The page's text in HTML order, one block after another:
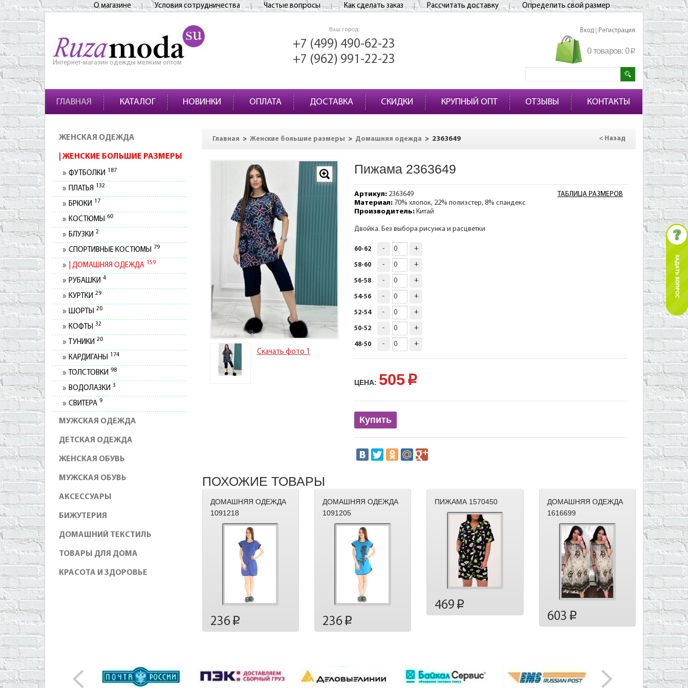
О магазине Условия сотрудничества Частые вопросы Как сделать заказ Рассчитать доставку Определить свой размер
Интернет-магазин одежды мелким оптом
Ваш город:
+7 (499) 490-62-23
+7 (962) 991-22-23
Вход Регистрация
0 товаров: 0p
ГЛАВНАЯ КАТАЛОГ НОВИНКИ ОПЛАТА ДОСТАВКА СКИДКИ КРУПНЫЙ ОПТ ОТЗЫВЫ КОНТАКТЫ
ЖЕНСКАЯ ОДЕЖДА
ЖЕНСКИЕ БОЛЬШИЕ РАЗМЕРЫ
ФУТБОЛКИ 187
ПЛАТЬЯ 132
БРЮКИ 17
КОСТЮМЫ 60
БЛУЗКИ 2
СПОРТИВНЫЕ КОСТЮМЫ 79
ДОМАШНЯЯ ОДЕЖДА 159
РУБАШКИ 4
КУРТКИ 29
ШОРТЫ 20
КОФТЫ 32
ТУНИКИ 20
КАРДИГАНЫ 174
ТОЛСТОВКИ 98
ВОДОЛАЗКИ 3
СВИТЕРА 9
МУЖСКАЯ ОДЕЖДА
ДЕТСКАЯ ОДЕЖДА
ЖЕНСКАЯ ОБУВЬ
МУЖСКАЯ ОБУВЬ
АКСЕССУАРЫ
БИЖУТЕРИЯ
ДОМАШНИЙ ТЕКСТИЛЬ
ТОВАРЫ ДЛЯ ДОМА
КРАСОТА И ЗДОРОВЬЕ
Главная > Женские большие размеры > Домашняя одежда > 2363649 < Назад
Скачать фото 1
Пижама 2363649
ТАБЛИЦА РАЗМЕРОВ
Артикул:2363649
Материал:70% хлопок, 22% полиэстер, 8% спандекс
Производитель:Китай
Двойка. Без выбора рисунка и расцветки
60-62 - +
58-60 - +
56-58 - +
54-56 - +
52-54 - +
50-52 - +
48-50 - +
ЦЕНА: 505p
Купить
ПОХОЖИЕ ТОВАРЫ
ДОМАШНЯЯ ОДЕЖДА
1091218
236p
ДОМАШНЯЯ ОДЕЖДА
1091205
236p
ПИЖАМА 1570450
469 p
ДОМАШНЯЯ ОДЕЖДА
1616699
603 p